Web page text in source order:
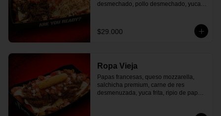
desmechado, pollo desmechado, yuca
$29.000
Ropa Vieja
Papas francesas, queso mozzarella,
salchicha premium, carne de res
desmenuzada, yuca frita, ripio de papa,